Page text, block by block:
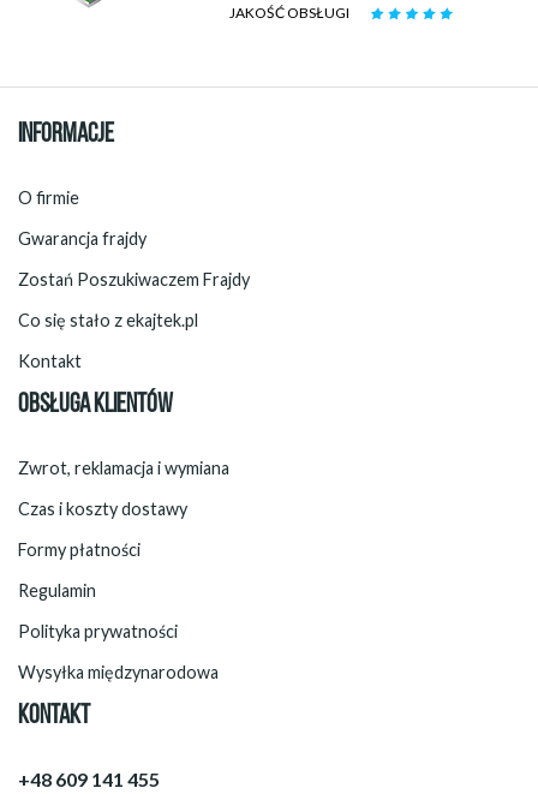
JAKOŚĆ OBSŁUGI
INFORMACJE
O firmie
Gwarancja frajdy
Zostań Poszukiwaczem Frajdy
Co się stało z ekajtek.pl
Kontakt
OBSŁUGA KLIENTÓW
Zwrot, reklamacja i wymiana
Czas i koszty dostawy
Formy płatności
Regulamin
Polityka prywatności
Wysyłka międzynarodowa
KONTAKT
+48 609 141 455